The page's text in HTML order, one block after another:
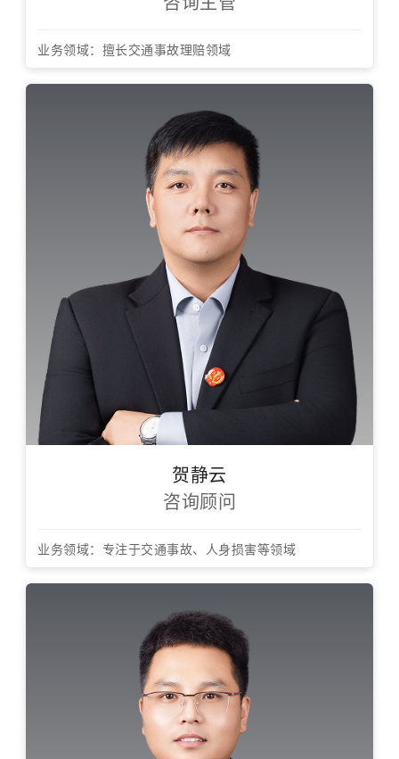
业务领域：擅长交通事故理赔领域
贺静云
咨询顾问
业务领域：专注于交通事故、人身损害等领域